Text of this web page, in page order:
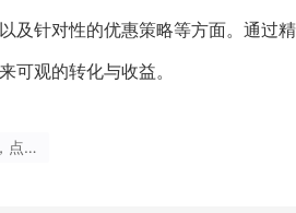
及针对性的优惠策略等方面。通过
可观的转化与收益。
#搜索推广，点击转化，转化率，广告优化，营销策略